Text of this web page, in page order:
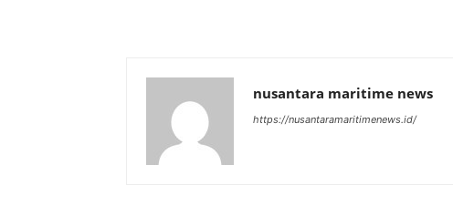
nusantara maritime news
https://nusantaramaritimenews.id/